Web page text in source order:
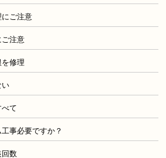
ご注意
ご注意
修理
い
て
事必要ですか？
回数